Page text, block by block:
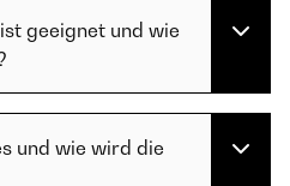
geeignet und wie
und wie wird die